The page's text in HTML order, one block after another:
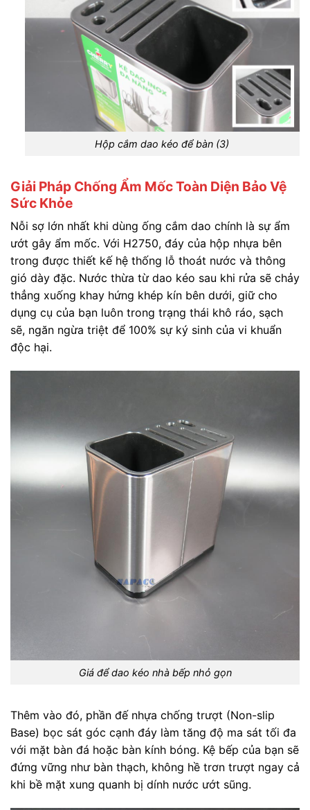
Hộp cắm dao kéo để bàn (3)
Giải Pháp Chống Ẩm Mốc Toàn Diện Bảo Vệ
Sức Khỏe
Nỗi sợ lớn nhất khi dùng ống cắm dao chính là sự ẩm
ướt gây ẩm mốc. Với H2750, đáy của hộp nhựa bên
trong được thiết kế hệ thống lỗ thoát nước và thông
gió dày đặc. Nước thừa từ dao kéo sau khi rửa sẽ chảy
thẳng xuống khay hứng khép kín bên dưới, giữ cho
dụng cụ của bạn luôn trong trạng thái khô ráo, sạch
sẽ, ngăn ngừa triệt để 100% sự ký sinh của vi khuẩn
độc hại.
Giá để dao kéo nhà bếp nhỏ gọn
Thêm vào đó, phần đế nhựa chống trượt (Non-slip
Base) bọc sát góc cạnh đáy làm tăng độ ma sát tối đa
với mặt bàn đá hoặc bàn kính bóng. Kệ bếp của bạn sẽ
đứng vững như bàn thạch, không hề trơn trượt ngay cả
khi bề mặt xung quanh bị dính nước ướt sũng.